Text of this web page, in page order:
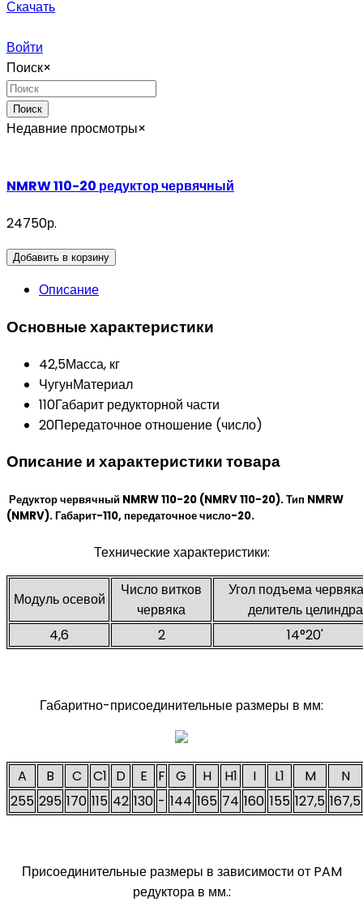
Скачать
Войти
Поиск×
Поиск
Недавние просмотры×
NMRW 110-20 редуктор червячный
24750р.
Добавить в корзину
Описание
Основные характеристики
42,5Масса, кг
ЧугунМатериал
110Габарит редукторной части
20Передаточное отношение (число)
Описание и характеристики товара
Редуктор червячный NMRW 110-20 (NMRV 110-20). Тип NMRW
(NMRV). Габарит-110, передаточное число-20.
Технические характеристики:
Модуль осевой
Число витков
червяка
Угол подъема
делитель целиндра
4,6
2 14°20'
Габаритно-присоединительные размеры в мм:
A B C C1 D E F G H H1 I L1 M
N
255 295 170 115 42 130 - 144 165 74 160 155 127,5 167,5
Присоединительные размеры в зависимости от PAM
редуктора в мм.: